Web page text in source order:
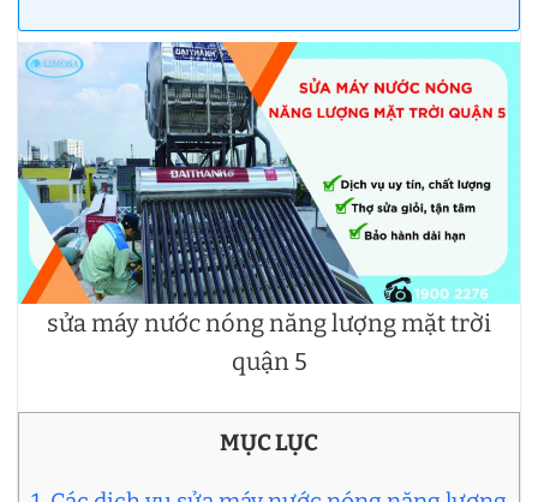
sửa máy nước nóng năng lượng mặt trời
quận 5
MỤC LỤC